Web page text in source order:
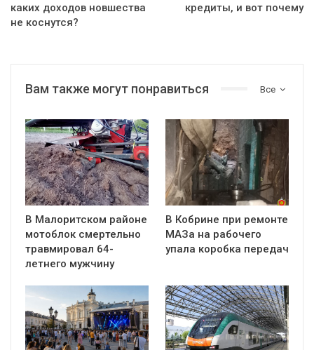
каких доходов новшества
не коснутся?
кредиты, и вот почему
Все
Вам также могут понравиться
В Малоритском районе
мотоблок смертельно
травмировал 64-
летнего мужчину
В Кобрине при ремонте
МАЗа на рабочего
упала коробка передач